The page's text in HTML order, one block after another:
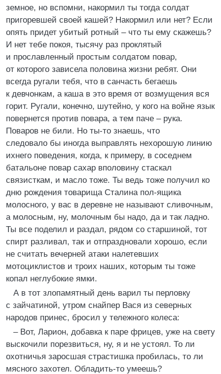
земное, но вспомни, накормил ты тогда солдат
пригоревшей своей кашей? Накормил или нет? Если
опять придет убитый ротный – что ты ему скажешь?
И нет тебе покоя, тысячу раз проклятый
и прославленный простым солдатом повар,
от которого зависела половина жизни ребят. Они
всегда ругали тебя, что в санчасть бегаешь
к девчонкам, а каша в это время от возмущения вся
горит. Ругали, конечно, шутейно, у кого на войне язык
повернется против повара, а тем паче – рука.
Поваров не били. Но ты-то знаешь, что
следовало бы иногда выправлять нехорошую линию
ихнего поведения, когда, к примеру, в соседнем
батальоне повар сахар вполовину стаскал
связисткам, и масло тоже. Ты ведь тоже получил ко
дню рождения товарища Сталина пол-ящика
молосного, у вас в деревне не называют сливочным,
а молосным, ну, молочным бы надо, да и так ладно.
Ты все поделил и раздал, рядом со старшиной, тот
спирт разливал, так и отпраздновали хорошо, если
не считать вечерней атаки налетевших
мотоциклистов и троих наших, которым ты тоже
копал неглубокие ямки.
А в тот злопамятный день варил ты перловку
с зайчатиной, утром снайпер Вася из северных
народов принес, бросил у тележного колеса:
– Вот, Ларион, добавка к паре фрицев, уже на свету
выскочили порезвиться, ну, я и не устоял. То ли
охотничья заросшая страстишка пробилась, то ли
мясного захотел. Обладить-то умеешь?